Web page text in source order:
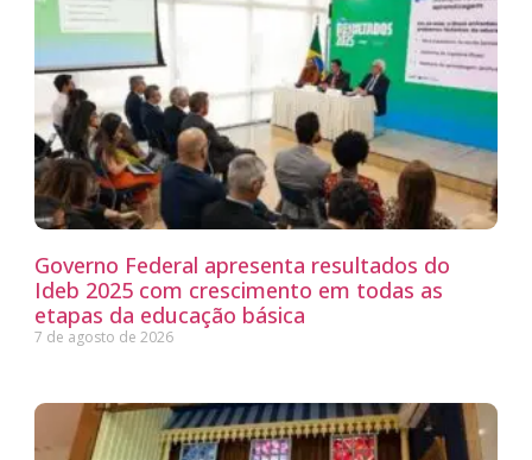
Governo Federal apresenta resultados do
Ideb 2025 com crescimento em todas as
etapas da educação básica
7 de agosto de 2026